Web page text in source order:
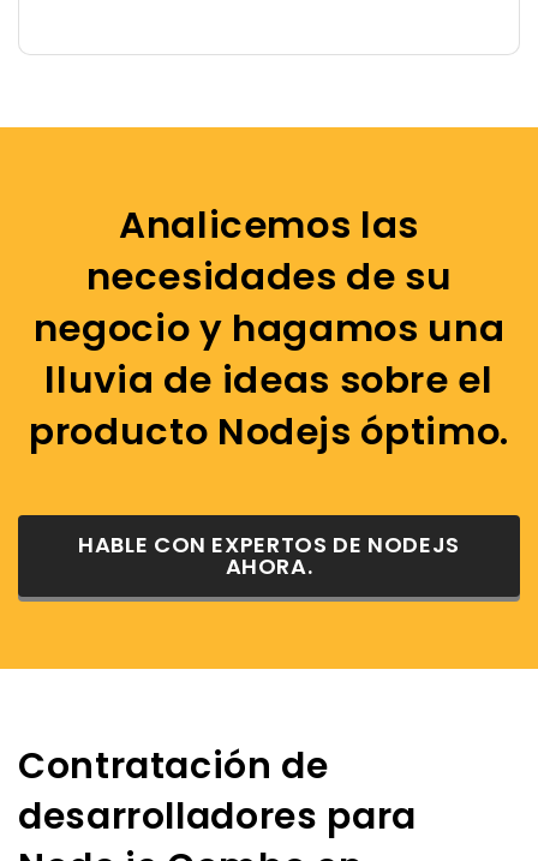
Analicemos las
necesidades de su
negocio y hagamos una
lluvia de ideas sobre el
producto Nodejs óptimo.
HABLE CON EXPERTOS DE NODEJS
AHORA.
Contratación de
desarrolladores para